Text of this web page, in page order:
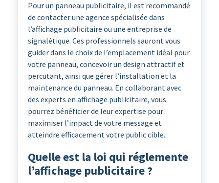
Pour un panneau publicitaire, il est recommandé
de contacter une agence spécialisée dans
l’affichage publicitaire ou une entreprise de
signalétique. Ces professionnels sauront vous
guider dans le choix de l’emplacement idéal pour
votre panneau, concevoir un design attractif et
percutant, ainsi que gérer l’installation et la
maintenance du panneau. En collaborant avec
des experts en affichage publicitaire, vous
pourrez bénéficier de leur expertise pour
maximiser l’impact de votre message et
atteindre efficacement votre public cible.
Quelle est la loi qui réglemente
l’affichage publicitaire ?